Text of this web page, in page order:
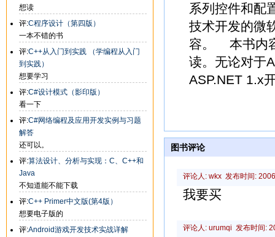
想读
评:C程序设计（第四版）
一本不错的书
评:C++从入门到实践 （学编程从入门
到实践）
想要学习
评:C#设计模式（影印版）
看一下
评:C#网络编程及应用开发实例与习题
解答
还可以。
评:算法设计、分析与实现：C、C++和
Java
不知道能不能下载
评:C++ Primer中文版(第4版）
想要电子版的
评:Android游戏开发技术实战详解
系列控件和配
技术开发的微
容。 本书内
读。无论对于
ASP.NET 1.x
图书评论
评论人: wkx 发布时间:
我要买
评论人: urumqi 发布时间: